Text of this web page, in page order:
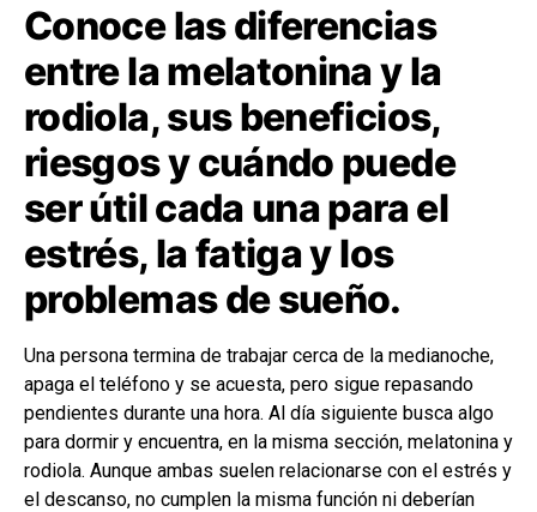
Conoce las diferencias
entre la melatonina y la
rodiola, sus beneficios,
riesgos y cuándo puede
ser útil cada una para el
estrés, la fatiga y los
problemas de sueño.
Una persona termina de trabajar cerca de la medianoche,
apaga el teléfono y se acuesta, pero sigue repasando
pendientes durante una hora. Al día siguiente busca algo
para dormir y encuentra, en la misma sección, melatonina y
rodiola. Aunque ambas suelen relacionarse con el estrés y
el descanso, no cumplen la misma función ni deberían